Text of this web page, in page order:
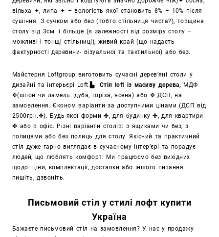
вільха ✦, липа ✦ – вологість якої становить 8% – 10% після
сушіння. З сучком або без (тобто стільниця чиста?), товщина
столу від 3см. і більще (в залежності від розміру столу –
можливі і тонщі стільниці), живий край (що надасть
фактурності деревини- візуальної та тактильної) або без.
Майстерня Loftgroup виготовить сучасні дерев’яні столи у
дизайні та інтерьєрі Loft.▙ Стіл loft із масиву дерева, МДФ
✥(шпон чи ламель: дуба, горіха, ясена) або ✥ ДСП, на
замовлення. Єконом варіанти за доступними цінами (ДСП від
2500грн.✥). Будь-якої форми✤, для будинку✤, для квартири
✤ або в офіс. Різні варіанти столів: з ящиками чи без, з
полицями або без полиць для столу. Якісний та практичний
стіл дуже гарно виглядає в сучасному інтер’єрі та порадує
людей, що люблять комфорт. Ми працюємо без вихідних
щодо: ціни, комплектації, доставки або іншого питання
пишіть, дзвоніть.
Письмовий стіл у стилі лофт купити
Україна
Бажаєте письмовий стіл на замовлення? У нас у продажу